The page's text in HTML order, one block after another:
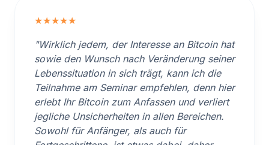
★★★★★
"Wirklich jedem, der Interesse an Bitcoin hat
sowie den Wunsch nach Veränderung seiner
Lebenssituation in sich trägt, kann ich die
Teilnahme am Seminar empfehlen, denn hier
erlebt Ihr Bitcoin zum Anfassen und verliert
jegliche Unsicherheiten in allen Bereichen.
Sowohl für Anfänger, als auch für